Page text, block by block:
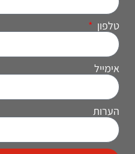
טלפון
אימייל
הערות